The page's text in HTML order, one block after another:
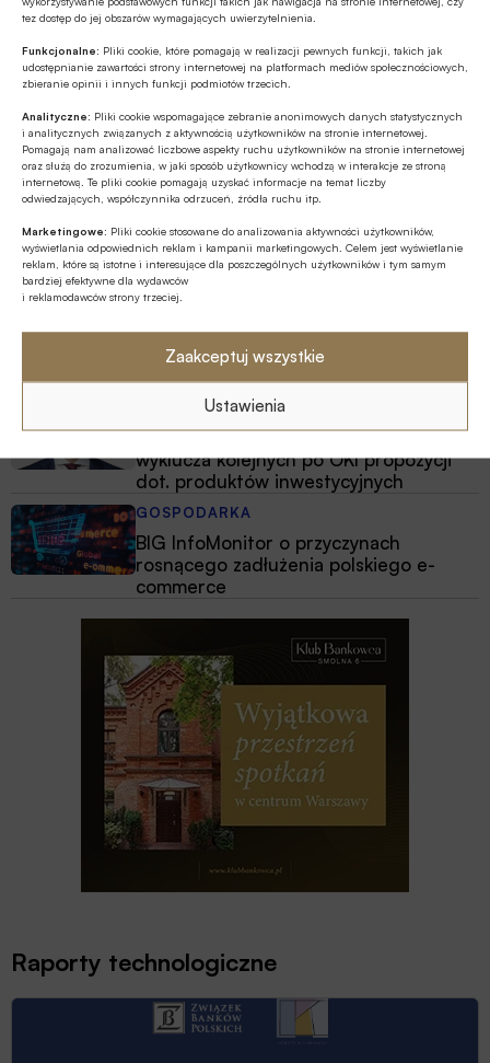
tez dostęp do jej obszarów wymagających uwierzytelnienia.
Funkcjonalne: Pliki cookie, które pomagają w realizacji pewnych funkcji, takich jak
udostępnianie zawartości strony internetowej na platformach mediów społecznościowych,
zbieranie opinii i innych funkcji podmiotów trzecich.
Analityczne: Pliki cookie wspomagające zebranie anonimowych danych statystycznych
i analitycznych związanych z aktywnością użytkowników na stronie internetowej.
Pomagają nam analizować liczbowe aspekty ruchu użytkowników na stronie internetowej
oraz służą do zrozumienia, w jaki sposób użytkownicy wchodzą w interakcje ze stroną
internetową. Te pliki cookie pomagają uzyskać informacje na temat liczby
odwiedzających, współczynnika odrzuceń, źródła ruchu itp.
Marketingowe: Pliki cookie stosowane do analizowania aktywności użytkowników,
wyświetlania odpowiednich reklam i kampanii marketingowych. Celem jest wyświetlanie
reklam, które są istotne i interesujące dla poszczególnych użytkowników i tym samym
bardziej efektywne dla wydawców
i reklamodawców strony trzeciej.
Zaakceptuj wszystkie
Ustawienia
EBC o ewentualnym finansowaniu
GOSPODARKA
Leasing w Polsce rośnie znacznie silniej
niż nasze PKB
Z RYNKU FINANSOWEGO
Poziom aktywów OFE w lipcu ’26
osiągnął rekordową wartość 354,9 mld
zł
ESG
Fale upałów nie są wyłącznie
problemem pogodowym – to istotne
ryzyko biznesowe
GOSPODARKA
Minister finansów i gospodarki nie
wyklucza kolejnych po OKI propozycji
dot. produktów inwestycyjnych
GOSPODARKA
BIG InfoMonitor o przyczynach
rosnącego zadłużenia polskiego e-
commerce
Raporty technologiczne